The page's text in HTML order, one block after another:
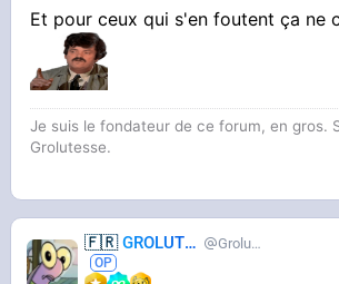
Et pour ceux qui s'en foutent ça ne
Je suis le fondateur de ce forum, en gros.
Grolutesse.
🇫🇷GROLUTES Grolutes